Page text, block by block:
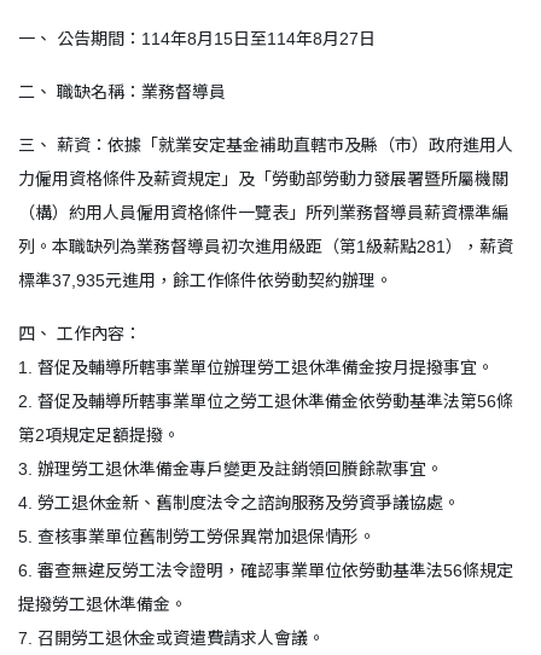
一、 公告期間：114年8月15日至114年8月27日
二、 職缺名稱：業務督導員
三、 薪資：依據「就業安定基金補助直轄市及縣（市）政府進用人
力僱用資格條件及薪資規定」及「勞動部勞動力發展署暨所屬機關
（構）約用人員僱用資格條件一覽表」所列業務督導員薪資標準編
列。本職缺列為業務督導員初次進用級距（第1級薪點281），薪資
標準37,935元進用，餘工作條件依勞動契約辦理。
四、 工作內容：
1. 督促及輔導所轄事業單位辦理勞工退休準備金按月提撥事宜。
2. 督促及輔導所轄事業單位之勞工退休準備金依勞動基準法第56條
第2項規定足額提撥。
3. 辦理勞工退休準備金專戶變更及註銷領回賸餘款事宜。
4. 勞工退休金新、舊制度法令之諮詢服務及勞資爭議協處。
5. 查核事業單位舊制勞工勞保異常加退保情形。
6. 審查無違反勞工法令證明，確認事業單位依勞動基準法56條規定
提撥勞工退休準備金。
7. 召開勞工退休金或資遣費請求人會議。